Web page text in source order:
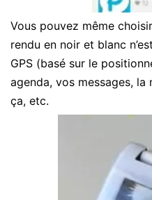
Vous pouvez même choisir
rendu en noir et blanc
GPS (basé sur le
agenda, vos messages,
ça, etc.